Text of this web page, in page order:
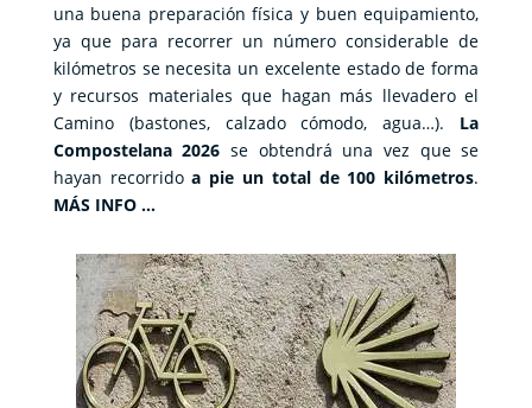
una buena preparación física y buen equipamiento,
ya que para recorrer un número considerable de
kilómetros se necesita un excelente estado de forma
y recursos materiales que hagan más llevadero el
Camino (bastones, calzado cómodo, agua…). La
Compostelana 2026se obtendrá una vez que se
hayan recorridoa pie un total de 100 kilómetros.
MÁS INFO …